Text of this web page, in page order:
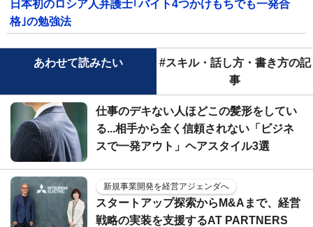
日本初のロシア人弁護士｢バイト4つかけもちでも一発合
格｣の勉強法
あわせて読みたい
#スキル・話し方・書き方の記
事
仕事のデキない人ほどこの髪形をしてい
る...相手から全く信頼されない「ビジネ
スで一発アウト」ヘアスタイル3選
新規事業開発を経営アジェンダへ
スタートアップ探索からM&Aまで、経営
戦略の実装を支援するAT PARTNERS